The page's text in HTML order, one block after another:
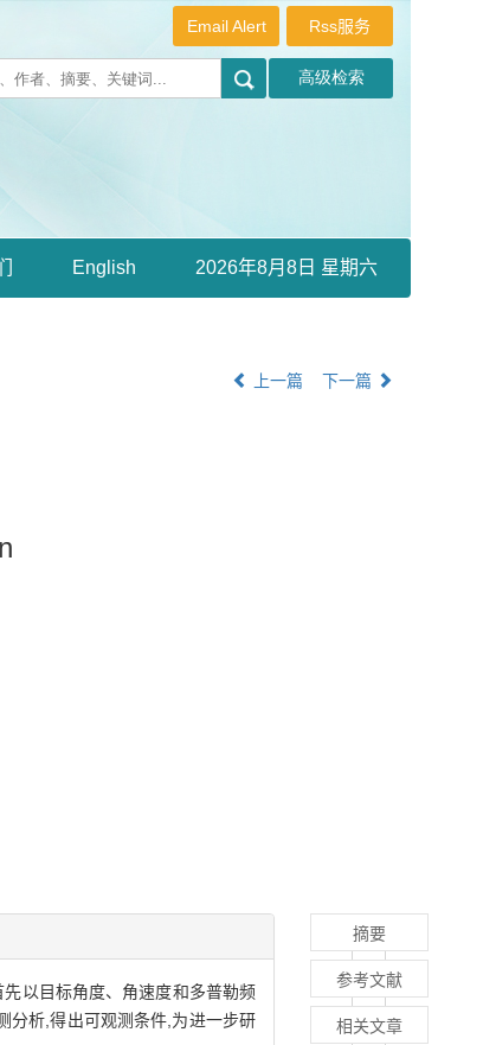
Rss服务
Email Alert
English 2026年8月8日 星期六
上一篇 下一篇
以目标角度、角速度和多普勒频
分析,得出可观测条件,为进一步研
摘要
参考文献
相关文章